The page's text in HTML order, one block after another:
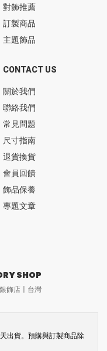
對飾推薦
訂製商品
主題飾品
CONTACT US
關於我們
聯絡我們
常見問題
尺寸指南
退貨換貨
會員回饋
飾品保養
專題文章
SHOP
飾店〡台灣
出貨。預購與訂製商品除